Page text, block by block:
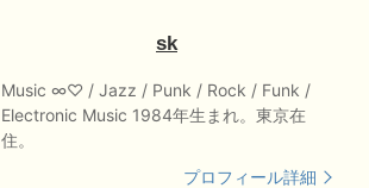
sk
Music ∞♡ / Jazz / Punk / Rock / Funk /
Electronic Music 1984年生まれ。東京在
住。
プロフィール詳細